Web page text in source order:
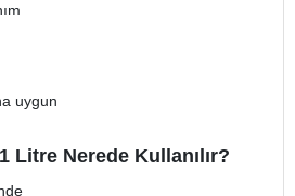
uygun
Litre Nerede Kullanılır?